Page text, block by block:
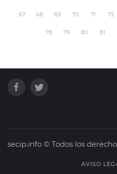
67 68 69 70 71 72
78 79 80 81
secip.info © Todos los
AVISO